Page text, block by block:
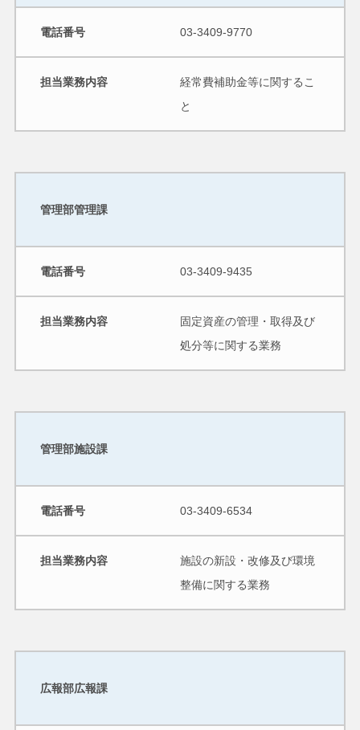
電話番号 03-3409-9770
担当業務内容
経常費補助金等に関するこ
と
管理部管理課
電話番号 03-3409-9435
担当業務内容
固定資産の管理・取得及び
処分等に関する業務
管理部施設課
電話番号 03-3409-6534
担当業務内容
施設の新設・改修及び環境
整備に関する業務
広報部広報課